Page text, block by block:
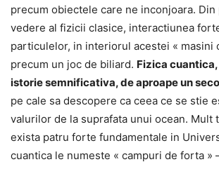
precum obiectele care ne inconjoara. Din
vedere al fizicii clasice, interactiunea
particulelor, in interiorul acestei « masini
precum un joc de biliard. Fizica
istorie semnificativa, de aproape un
pe cale sa descopere ca ceea ce se stie
valurilor de la suprafata unui ocean. Mult
exista patru forte fundamentale in
cuantica le numeste « campuri de forta »